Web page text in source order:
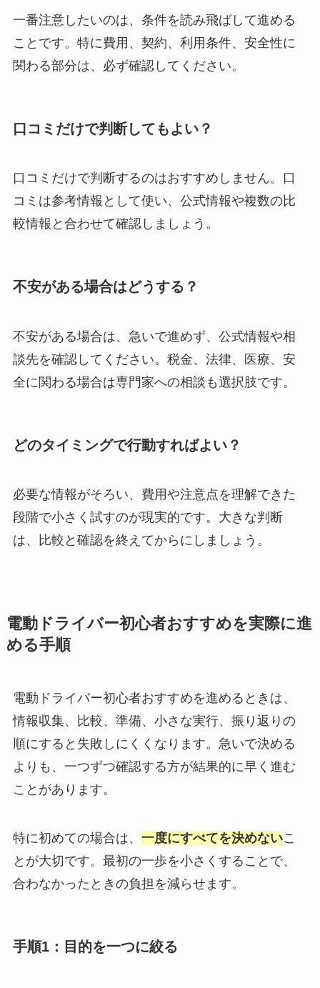
一番注意したいのは、条件を読み飛ばして進める
ことです。特に費用、契約、利用条件、安全性に
関わる部分は、必ず確認してください。
口コミだけで判断してもよい？
口コミだけで判断するのはおすすめしません。口
コミは参考情報として使い、公式情報や複数の比
較情報と合わせて確認しましょう。
不安がある場合はどうする？
不安がある場合は、急いで進めず、公式情報や相
談先を確認してください。税金、法律、医療、安
全に関わる場合は専門家への相談も選択肢です。
どのタイミングで行動すればよい？
必要な情報がそろい、費用や注意点を理解できた
段階で小さく試すのが現実的です。大きな判断
は、比較と確認を終えてからにしましょう。
電動ドライバー初心者おすすめを実際に進
める手順
電動ドライバー初心者おすすめを進めるときは、
情報収集、比較、準備、小さな実行、振り返りの
順にすると失敗しにくくなります。急いで決める
よりも、一つずつ確認する方が結果的に早く進む
ことがあります。
特に初めての場合は、 一度にすべてを決めないこ
とが大切です。最初の一歩を小さくすることで、
合わなかったときの負担を減らせます。
手順1：目的を一つに絞る